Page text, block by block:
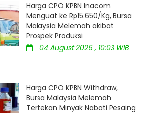
Harga CPO KPBN Inacom
Menguat ke Rp15.650/Kg, Bursa
Malaysia Melemah akibat
Prospek Produksi
04 August 2026 , 10:03 WIB
Harga CPO KPBN Withdraw,
Bursa Malaysia Melemah
Tertekan Minyak Nabati Pesaing